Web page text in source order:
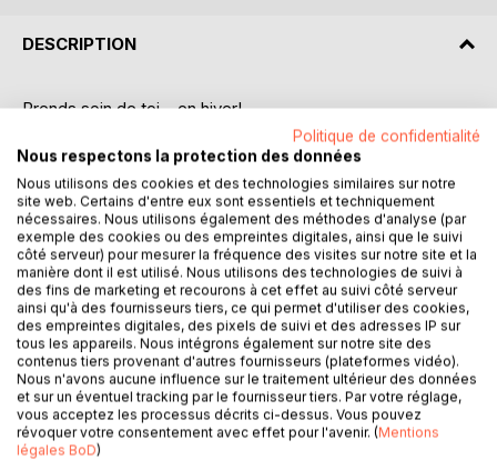
DESCRIPTION
Prends soin de toi... en hiver!
Oui mais comment prendre soin de soi quand on a le
sentiment que tout s'effondre?
Notre petite Janissette vous invite à un voyage dans nos
cultures, celles qui nous apporte du bien être. Aussi bien
pour le corps que pour l'esprit.
Comment retrouver le chemin de ses rêves? Comment
réchauffer son corps quand le froid nous transit dehors? A
qui sert la poésie?
Autant de thèmes qui sont abordés suivant le calendrier de
l'hiver pour se reconnecter à notre énergie vitale.
L'envie ici est de garder un aspect léger et bienveillant. Ce
livre est très humblement un livre de curiosité, de partage,
un livre d'inspiration, un feel good, comme on dit.
Dans cette douceur pour vous et pour les autres, amusez-
Politique de confidentialité
Nous respectons la protection des données
Nous utilisons des cookies et des technologies similaires sur notre
site web. Certains d'entre eux sont essentiels et techniquement
nécessaires. Nous utilisons également des méthodes d'analyse (par
exemple des cookies ou des empreintes digitales, ainsi que le suivi
côté serveur) pour mesurer la fréquence des visites sur notre site et la
manière dont il est utilisé. Nous utilisons des technologies de suivi à
des fins de marketing et recourons à cet effet au suivi côté serveur
ainsi qu'à des fournisseurs tiers, ce qui permet d'utiliser des cookies,
des empreintes digitales, des pixels de suivi et des adresses IP sur
tous les appareils. Nous intégrons également sur notre site des
contenus tiers provenant d'autres fournisseurs (plateformes vidéo).
Nous n'avons aucune influence sur le traitement ultérieur des données
et sur un éventuel tracking par le fournisseur tiers. Par votre réglage,
vous acceptez les processus décrits ci-dessus. Vous pouvez
révoquer votre consentement avec effet pour l'avenir. (Mentions
légales BoD)